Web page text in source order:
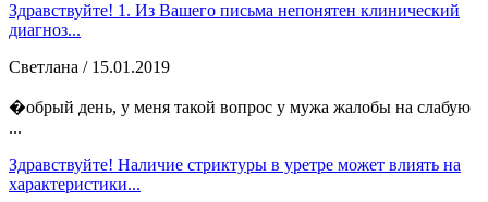
Здравствуйте! 1. Из Вашего письма непонятен клинический
диагноз...
Светлана / 15.01.2019
�обрый день, у меня такой вопрос у мужа жалобы на слабую
...
Здравствуйте! Наличие стриктуры в уретре может влиять на
характеристики...